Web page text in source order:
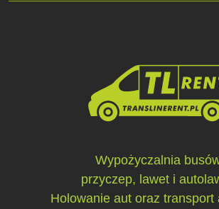
Wypożyczalnia
przyczep, lawet i
Holowanie aut oraz transport